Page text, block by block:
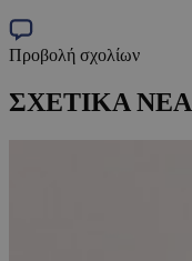
Προβολή σχολίων
ΣΧΕΤΙΚΑ ΝΕΑ